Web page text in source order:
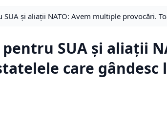
și aliații NATO: Avem multiple provocări.
SUA și aliații
care gândesc